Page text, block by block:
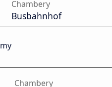
Chambery
Busbahnhof
Chambery